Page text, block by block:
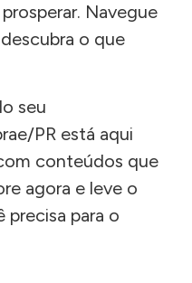
Navegue
o que
seu
PR está aqui
conteúdos que
agora e leve o
para o